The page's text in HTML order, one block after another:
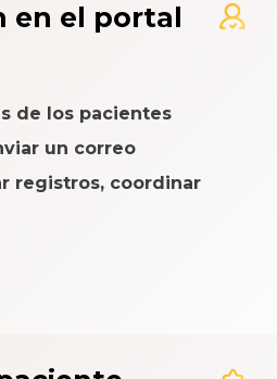
en el portal
de los pacientes
un correo
registros, coordinar